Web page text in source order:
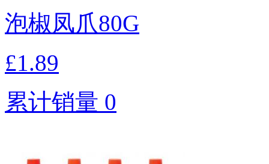
泡椒凤爪80G
£1.89
累计销量 0